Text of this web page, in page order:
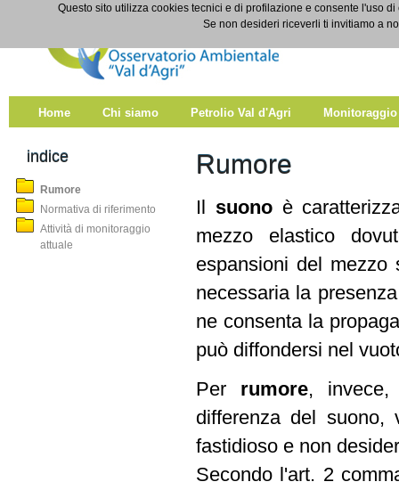
Salta al contenuto
Rumore
Home Chi siamo Petrolio Val d'Agri Monitoraggio
indice
Rumore
Normativa di riferimento
Attività di monitoraggio
attuale
Rumore
Il suonoè
mezzo elastico
espansioni del
necessaria la
ne consenta la
può diffondersi nel
Per rumore, invece,
differenza del suono,
fastidioso e non
Secondo l'art. 2
Questo sito utilizza cookies tecnici e di profilazione e consente l'uso
Se non desideri riceverli ti invitiamo a